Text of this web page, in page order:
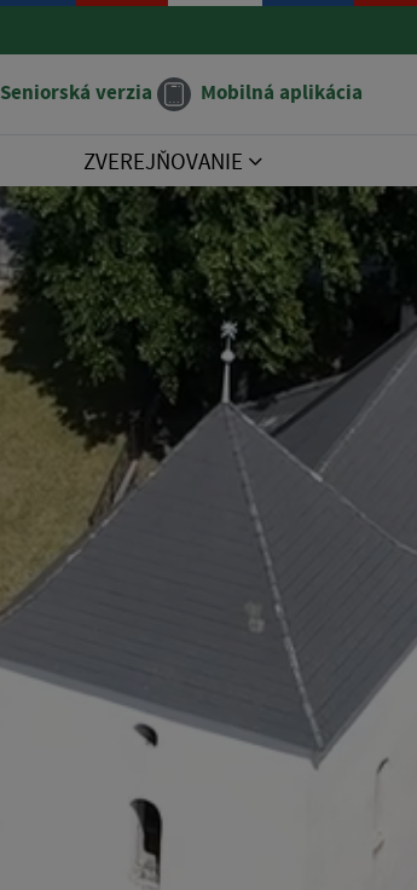
Seniorská verzia Mobilná aplikácia
ZVEREJŇOVANIE